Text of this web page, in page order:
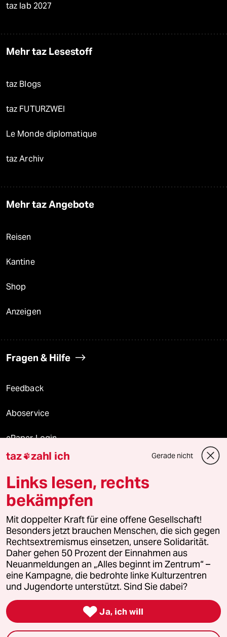
taz lab 2027
Mehr taz Lesestoff
taz Blogs
taz FUTURZWEI
Le Monde diplomatique
taz Archiv
Mehr taz Angebote
Reisen
Kantine
Shop
Anzeigen
Fragen & Hilfe
Feedback
Aboservice
ePaper Login
Downloads für Abonnierende
© 2026 taz Verlags und Vertriebs GmbH
Alle Rechte vorbehalten. Bei rechtlichen Fragen oder für Genehmigungen
wenden Sie sich bitte an
lizenzen@taz.de
Feedback Redaktionsstatut Kommune-Richtlinien
Leitlinie Informant Datenschutz Impressum AGB
Seitenwende Einwilligungen widerrufen (Ads)
taz zahl ich Gerade nicht
Links lesen, rechts
bekämpfen
Mit doppelter Kraft für eine offene Gesellschaft!
Besonders jetzt brauchen Menschen, die sich gegen
Rechtsextremismus einsetzen, unsere Solidarität.
Daher gehen 50 Prozent der Einnahmen aus
Neuanmeldungen an „Alles beginnt im Zentrum“ –
eine Kampagne, die bedrohte linke Kulturzentren
und Jugendorte unterstützt. Sind Sie dabei?
 Ja, ich will